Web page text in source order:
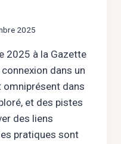
2025
2025 à la Gazette
dans un
omniprésent dans
et des pistes
des liens
pratiques sont